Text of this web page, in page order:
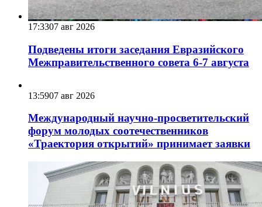
17:3307 авг 2026
Подведены итоги заседания Евразийского
Межправительственного совета 6-7 августа
13:5907 авг 2026
Международный научно-просветительский
форум молодых соотечественников
«Траектория открытий» принимает заявки